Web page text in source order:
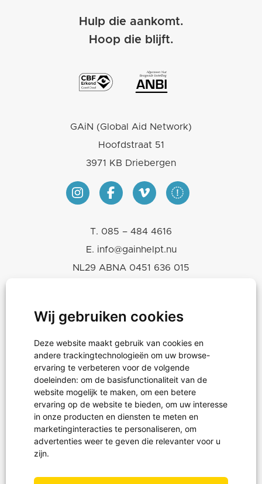
Wij gebruiken cookies
Deze website maakt gebruik van cookies en
andere trackingtechnologieën om uw browse-
ervaring te verbeteren voor de volgende
doeleinden: om de basisfunctionaliteit van de
website mogelijk te maken, om een betere
ervaring op de website te bieden, om uw interesse
in onze producten en diensten te meten en
marketinginteracties te personaliseren, om
advertenties weer te geven die relevanter voor u
zijn.
Hulp die aankomt.
Hoop die blijft.
GAiN (Global Aid Network)
Hoofdstraat 51
3971 KB Driebergen
T. 085 – 484 4616
E. info@gainhelpt.nu
NL29 ABNA 0451 636 015
Hulpgoederen
Projecten
Noodhulp
Projectreizen
Waterprojecten